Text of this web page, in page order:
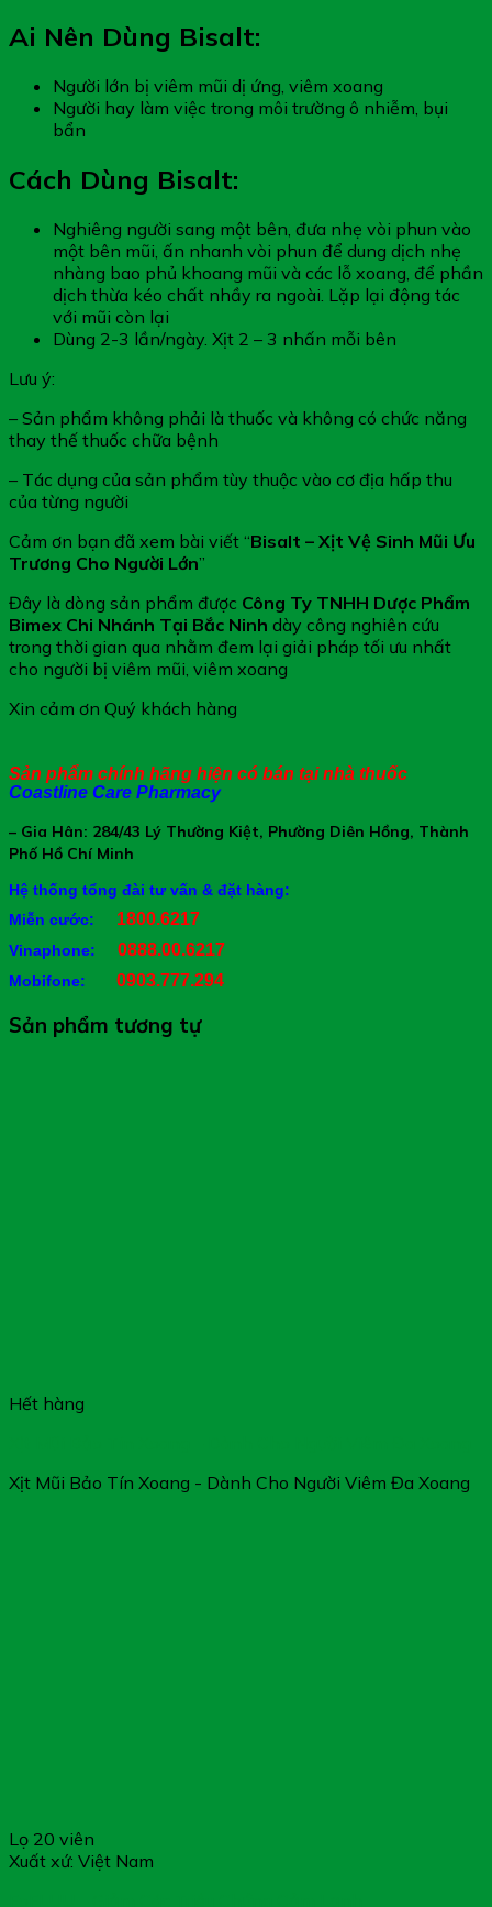
Ai Nên Dùng Bisalt:
Người lớn bị viêm mũi dị ứng, viêm xoang
Người hay làm việc trong môi trường ô nhiễm, bụi
bẩn
Cách Dùng Bisalt:
Nghiêng người sang một bên, đưa nhẹ vòi phun vào
một bên mũi, ấn nhanh vòi phun để dung dịch nhẹ
nhàng bao phủ khoang mũi và các lỗ xoang, để phần
dịch thừa kéo chất nhầy ra ngoài. Lặp lại động tác
với mũi còn lại
Dùng 2-3 lần/ngày. Xịt 2 – 3 nhấn mỗi bên
Lưu ý:
– Sản phẩm không phải là thuốc và không có chức năng
thay thế thuốc chữa bệnh
– Tác dụng của sản phẩm tùy thuộc vào cơ địa hấp thu
của từng người
Cảm ơn bạn đã xem bài viết “Bisalt – Xịt Vệ Sinh Mũi Ưu
Trương Cho Người Lớn”
Đây là dòng sản phẩm được Công Ty TNHH Dược Phẩm
Bimex Chi Nhánh Tại Bắc Ninh dày công nghiên cứu
trong thời gian qua nhằm đem lại giải pháp tối ưu nhất
cho người bị viêm mũi, viêm xoang
Xin cảm ơn Quý khách hàng
Sản phẩm chính hãng hiện có bán tại nhà thuốc
Coastline Care Pharmacy
– Gia Hân: 284/43 Lý Thường Kiệt, Phường Diên Hồng, Thành
Phố Hồ Chí Minh
Hệ thống tổng đài tư vấn & đặt hàng:
Miễn cước: 1800.6217
Vinaphone: 0888.00.6217
Mobifone: 0903.777.294
Sản phẩm tương tự
Hết hàng
Xịt Mũi Bảo Tín Xoang - Dành Cho Người Viêm Đa Xoang
Lọ 20 viên
Xuất xứ: Việt Nam